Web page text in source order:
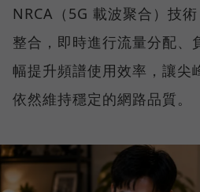
NRCA（5G 載波聚合）技
整合，即時進行流量分配、
幅提升頻譜使用效率，讓尖
依然維持穩定的網路品質。